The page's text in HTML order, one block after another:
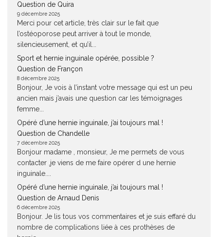
Question de Quira
9 décembre 2025
Merci pour cet article, très clair sur le fait que
l’ostéoporose peut arriver à tout le monde,
silencieusement, et qu’il...
Sport et hernie inguinale opérée, possible ?
Question de Françon
8 décembre 2025
Bonjour, Je vois à l’instant votre message qui est un peu
ancien mais j’avais une question car les témoignages
femme...
Opéré d’une hernie inguinale, j’ai toujours mal !
Question de Chandelle
7 décembre 2025
Bonjour madame , monsieur, Je me permets de vous
contacter ,je viens de me faire opérer d une hernie
inguinale....
Opéré d’une hernie inguinale, j’ai toujours mal !
Question de Arnaud Denis
6 décembre 2025
Bonjour. Je lis tous vos commentaires et je suis effaré du
nombre de complications liée à ces prothèses de